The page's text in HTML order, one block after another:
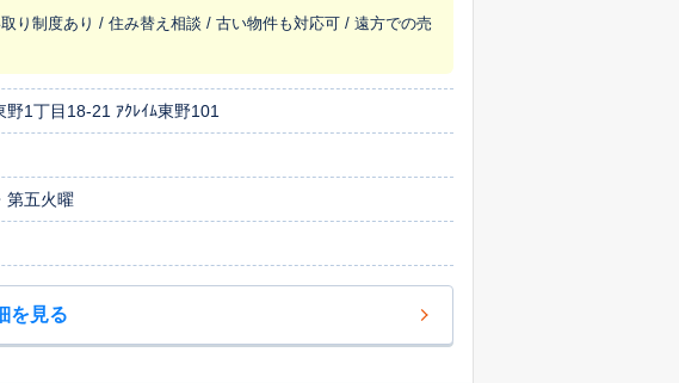
り制度あり / 住み替え相談 / 古い物件も対応可 / 遠方での売
1丁目18-21 ｱｸﾚｲﾑ東野101
第五火曜
を見る